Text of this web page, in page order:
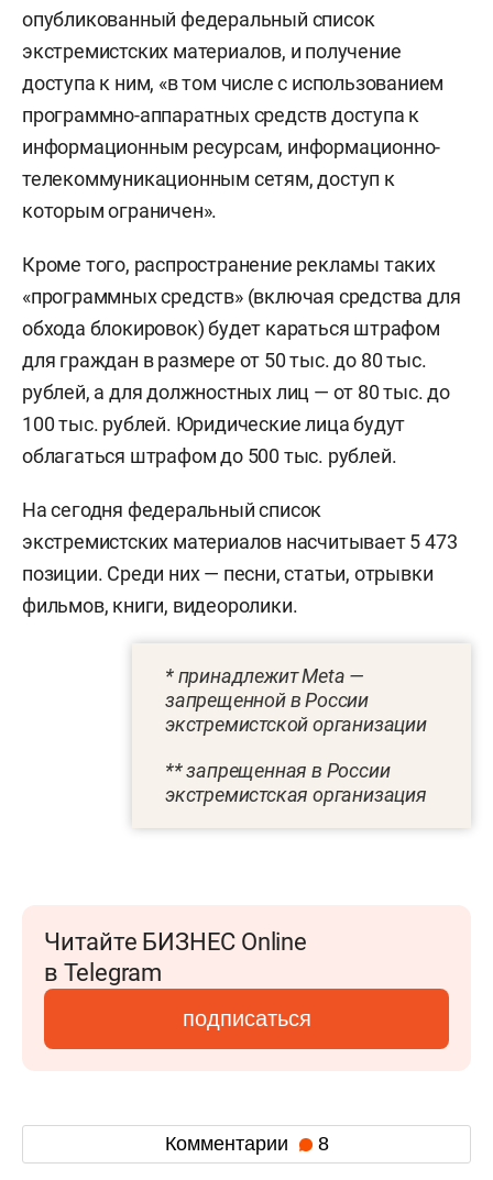
опубликованный федеральный список
экстремистских материалов, и получение
доступа к ним, «в том числе с использованием
программно-аппаратных средств доступа к
информационным ресурсам, информационно-
телекоммуникационным сетям, доступ к
которым ограничен».
Кроме того, распространение рекламы таких
«программных средств» (включая средства для
обхода блокировок) будет караться штрафом
для граждан в размере от 50 тыс. до 80 тыс.
рублей, а для должностных лиц — от 80 тыс. до
100 тыс. рублей. Юридические лица будут
облагаться штрафом до 500 тыс. рублей.
На сегодня федеральный список
экстремистских материалов насчитывает 5 473
позиции. Среди них — песни, статьи, отрывки
фильмов, книги, видеоролики.
* принадлежит Meta —
запрещенной в России
экстремистской организации
** запрещенная в России
экстремистская организация
Читайте БИЗНЕС Online
в Telegram
подписаться
Комментарии 8